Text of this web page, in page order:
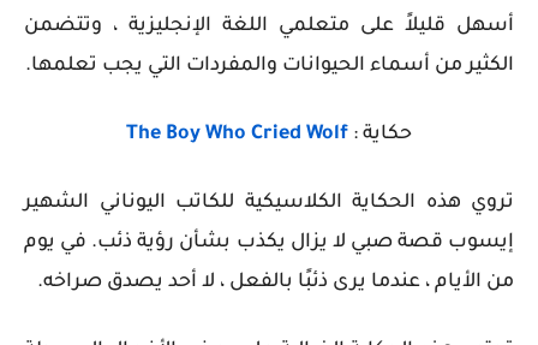
أسهل قليلاً على متعلمي اللغة الإنجليزية ، وتتضمن
الكثير من أسماء الحيوانات والمفردات التي يجب تعلمها.
حكاية : The Boy Who Cried Wolf
تروي هذه الحكاية الكلاسيكية للكاتب اليوناني الشهير
إيسوب قصة صبي لا يزال يكذب بشأن رؤية ذئب. في يوم
من الأيام ، عندما يرى ذئبًا بالفعل ، لا أحد يصدق صراخه.